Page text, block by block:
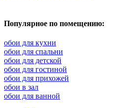
Популярное по помещению:
обои для кухни
обои для спальни
обои для детской
обои для гостиной
обои для прихожей
обои в зал
обои для ванной